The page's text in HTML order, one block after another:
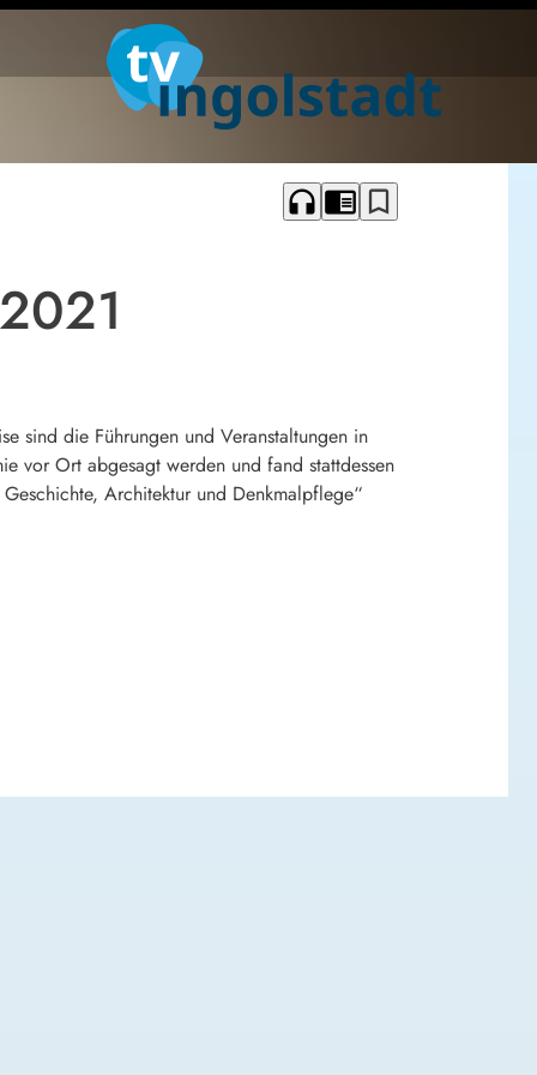
headphones chrome_reader_mode bookmark_border
sind die Führungen und Veranstaltungen in
vor Ort abgesagt werden und fand stattdessen
Architektur und Denkmalpflege“